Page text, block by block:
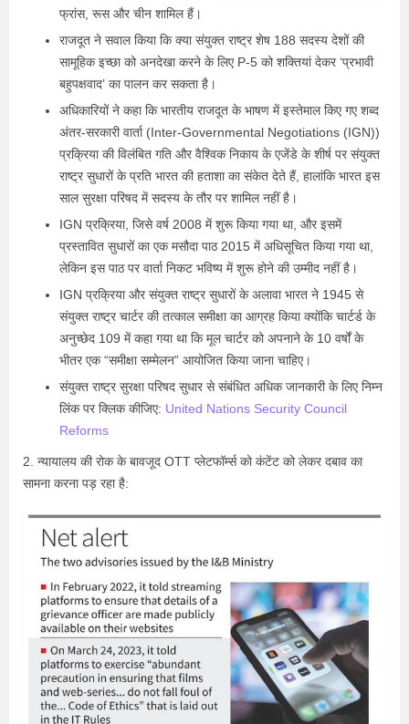
फ्रांस, रूस और चीन शामिल हैं।
राजदूत ने सवाल किया कि क्या संयुक्त राष्ट्र शेष 188 सदस्य देशों की
सामूहिक इच्छा को अनदेखा करने के लिए P-5 को शक्तियां देकर ‘प्रभावी
बहुपक्षवाद’ का पालन कर सकता है।
अधिकारियों ने कहा कि भारतीय राजदूत के भाषण में इस्तेमाल किए गए शब्द
अंतर-सरकारी वार्ता (Inter-Governmental Negotiations (IGN))
प्रक्रिया की विलंबित गति और वैश्विक निकाय के एजेंडे के शीर्ष पर संयुक्त
राष्ट्र सुधारों के प्रति भारत की हताशा का संकेत देते हैं, हालांकि भारत इस
साल सुरक्षा परिषद में सदस्य के तौर पर शामिल नहीं है।
IGN प्रक्रिया, जिसे वर्ष 2008 में शुरू किया गया था, और इसमें
प्रस्तावित सुधारों का एक मसौदा पाठ 2015 में अधिसूचित किया गया था,
लेकिन इस पाठ पर वार्ता निकट भविष्य में शुरू होने की उम्मीद नहीं है।
IGN प्रक्रिया और संयुक्त राष्ट्र सुधारों के अलावा भारत ने 1945 से
संयुक्त राष्ट्र चार्टर की तत्काल समीक्षा का आग्रह किया क्योंकि चार्टर्ड के
अनुच्छेद 109 में कहा गया था कि मूल चार्टर को अपनाने के 10 वर्षों के
भीतर एक “समीक्षा सम्मेलन” आयोजित किया जाना चाहिए।
संयुक्त राष्ट्र सुरक्षा परिषद सुधार से संबंधित अधिक जानकारी के लिए निम्न
लिंक पर क्लिक कीजिए: United Nations Security Council
Reforms
2. न्यायालय की रोक के बावजूद OTT प्लेटफॉर्म्स को कंटेंट को लेकर दबाव का
सामना करना पड़ रहा है: